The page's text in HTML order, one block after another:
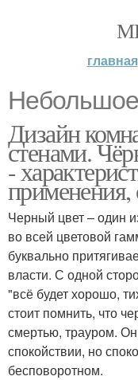
главная
Небольшое
Дизайн
стенами.
-
применения,
Черный цвет – один
во всей цветовой
буквально
власти. С одной
"всё будет хорошо,
стоит помнить, что
смертью, трауром.
спокойствии, но
бесповоротном.